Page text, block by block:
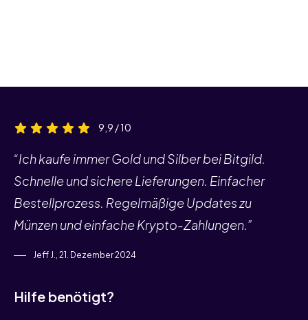
9,9 / 10
“Ich kaufe immer Gold und Silber bei Bitgild.
Schnelle und sichere Lieferungen. Einfacher
Bestellprozess. Regelmäßige Updates zu
Münzen und einfache Krypto-Zahlungen.”
Jeff J., 21. Dezember 2024
Hilfe benötigt?